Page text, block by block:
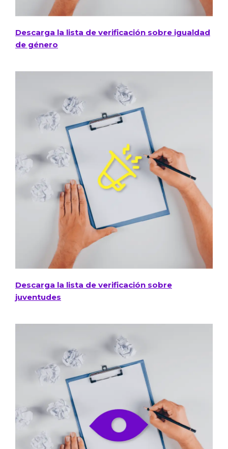
Descarga la lista de verificación sobre igualdad
de género
Descarga la lista de verificación sobre
juventudes